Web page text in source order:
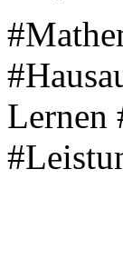
Lernen